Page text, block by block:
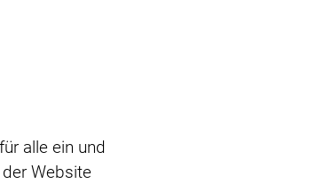
alle ein und
Website